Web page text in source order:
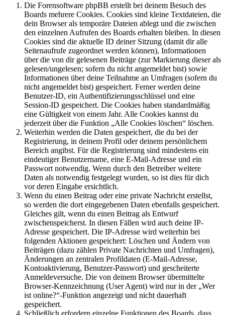
Die Forensoftware phpBB erstellt bei deinem Besuch des
Boards mehrere Cookies. Cookies sind kleine Textdateien, die
dein Browser als temporäre Dateien ablegt und die zwischen
den einzelnen Aufrufen des Boards erhalten bleiben. In diesen
Cookies sind die aktuelle ID deiner Sitzung (damit dir alle
Seitenaufrufe zugeordnet werden können), Informationen
über die von dir gelesenen Beiträge (zur Markierung dieser als
gelesen/ungelesen; sofern du nicht angemeldet bist) sowie
Informationen über deine Teilnahme an Umfragen (sofern du
nicht angemeldet bist) gespeichert. Ferner werden deine
Benutzer-ID, ein Authentifizierungsschlüssel und eine
Session-ID gespeichert. Die Cookies haben standardmäßig
eine Gültigkeit von einem Jahr. Alle Cookies kannst du
jederzeit über die Funktion „Alle Cookies löschen“ löschen.
Weiterhin werden die Daten gespeichert, die du bei der
Registrierung, in deinem Profil oder deinem persönlichem
Bereich angibst. Für die Registrierung sind mindestens ein
eindeutiger Benutzername, eine E-Mail-Adresse und ein
Passwort notwendig. Wenn durch den Betreiber weitere
Daten als notwendig festgelegt wurden, so ist dies für dich
vor deren Eingabe ersichtlich.
Wenn du einen Beitrag oder eine private Nachricht erstellst,
so werden die dort eingegebenen Daten ebenfalls gespeichert.
Gleiches gilt, wenn du einen Beitrag als Entwurf
zwischenspeicherst. In diesen Fällen wird auch deine IP-
Adresse gespeichert. Die IP-Adresse wird weiterhin bei
folgenden Aktionen gespeichert: Löschen und Ändern von
Beiträgen (dazu zählen Private Nachrichten und Umfragen),
Änderungen an zentralen Profildaten (E-Mail-Adresse,
Kontoaktivierung, Benutzer-Passwort) und gescheiterte
Anmeldeversuche. Die von deinem Browser übermittelte
Browser-Kennzeichnung (User Agent) wird nur in der „Wer
ist online?“-Funktion angezeigt und nicht dauerhaft
gespeichert.
Schließlich erfordern einzelne Funktionen des Boards, dass